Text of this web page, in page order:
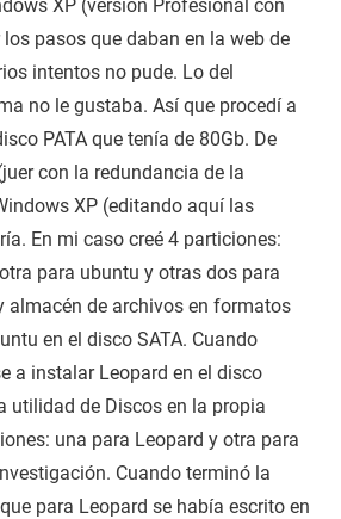
XP (versíon Profesional con
pasos que daban en la web de
intentos no pude. Lo del
no le gustaba. Así que procedí a
PATA que tenía de 80Gb. De
con la redundancia de la
XP (editando aquí las
En mi caso creé 4 particiones:
para ubuntu y otras dos para
almacén de archivos en formatos
en el disco SATA. Cuando
a instalar Leopard en el disco
utilidad de Discos en la propia
una para Leopard y otra para
Cuando terminó la
para Leopard se había escrito en